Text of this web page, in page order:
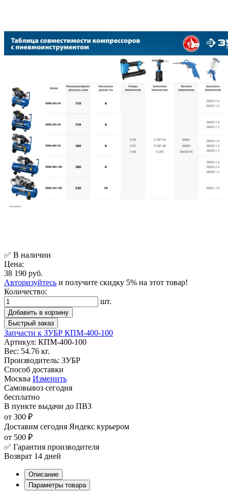
✅ В наличии
Цена:
38 190 руб.
Авторизуйтесь и получите скидку 5% на этот товар!
Количество:
шт.
Добавить в корзину
Быстрый заказ
Запчасти к ЗУБР КПМ-400-100
Артикул: КПМ-400-100
Вес: 54.76 кг.
Производитель: ЗУБР
Способ доставки
Москва Изменить
Самовывоз сегодня
бесплатно
В пункте выдачи до ПВЗ
от 300 ₽
Доставим сегодня Яндекс курьером
от 500 ₽
✅ Гарантия производителя
Возврат 14 дней
Описание
Параметры товара